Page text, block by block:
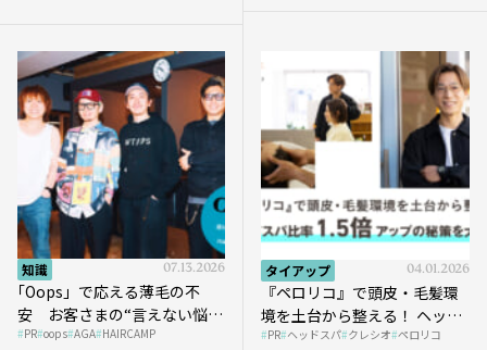
知識 07.13.2026
｢Oops」で応える薄毛の不
安 お客さまの“言えない悩
み”にどう向き合う？ ＃01
PR oops AGA HAIRCAMP
タイアップ 04.01.2026
『ペロリコ』で頭皮・毛髪環
境を土台から整える！ ヘッド
スパ比率1.5倍アップの秘策を
PR ヘッドスパ クレシオ ペロリコ